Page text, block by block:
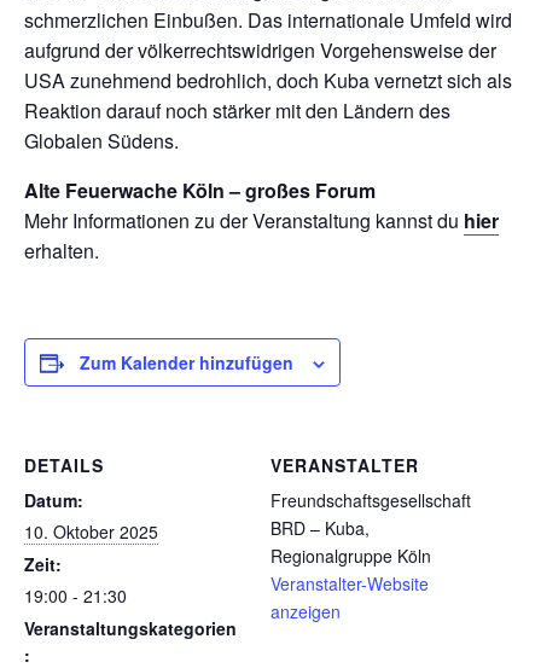
schmerzlichen Einbußen. Das internationale Umfeld wird
aufgrund der völkerrechtswidrigen Vorgehensweise der
USA zunehmend bedrohlich, doch Kuba vernetzt sich als
Reaktion darauf noch stärker mit den Ländern des
Globalen Südens.
Alte Feuerwache Köln – großes Forum
Mehr Informationen zu der Veranstaltung kannst du hier
erhalten.
Zum Kalender hinzufügen
DETAILS
Datum:
10. Oktober 2025
Zeit:
19:00 - 21:30
Veranstaltungskategorien
:
VERANSTALTER
Freundschaftsgesellschaft
BRD – Kuba,
Regionalgruppe Köln
Veranstalter-Website
anzeigen